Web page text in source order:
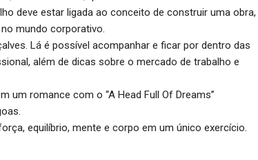
deve estar ligada ao conceito de construir uma obra,
mundo corporativo.
Lá é possível acompanhar e ficar por dentro das
além de dicas sobre o mercado de trabalho e
um romance com o “A Head Full Of Dreams”
equilíbrio, mente e corpo em um único exercício.